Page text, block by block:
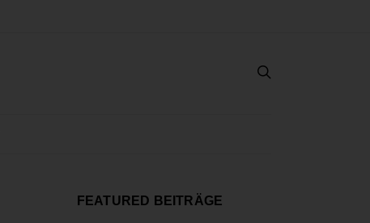
FEATURED BEITRÄGE